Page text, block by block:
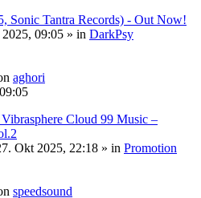
Sonic Tantra Records) - Out Now!
09:05 » in DarkPsy
aghori
Cloud 99 Music –
Okt 2025, 22:18 » in Promotion
speedsound